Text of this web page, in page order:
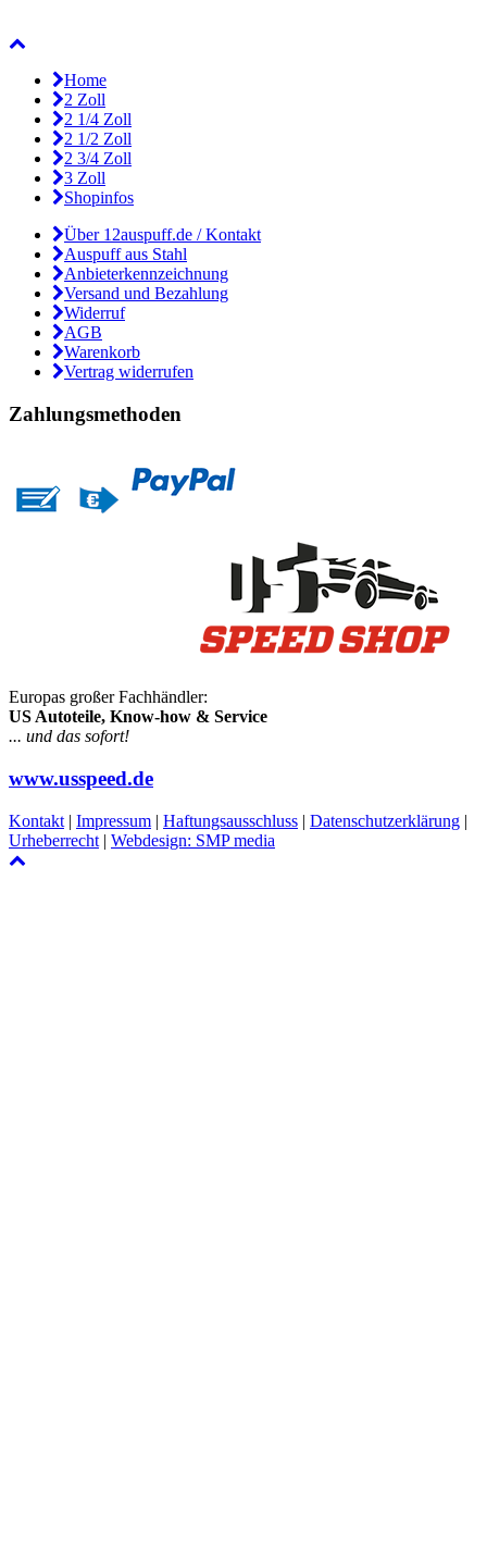
Home
2 Zoll
2 1/4 Zoll
2 1/2 Zoll
2 3/4 Zoll
3 Zoll
Shopinfos
Über 12auspuff.de / Kontakt
Auspuff aus Stahl
Anbieterkennzeichnung
Versand und Bezahlung
Widerruf
AGB
Warenkorb
Vertrag widerrufen
Zahlungsmethoden
Europas großer Fachhändler:
US Autoteile, Know-how & Service
... und das sofort!
www.usspeed.de
Kontakt | Impressum | Haftungsausschluss | Datenschutzerklärung |
Urheberrecht | Webdesign: SMP media